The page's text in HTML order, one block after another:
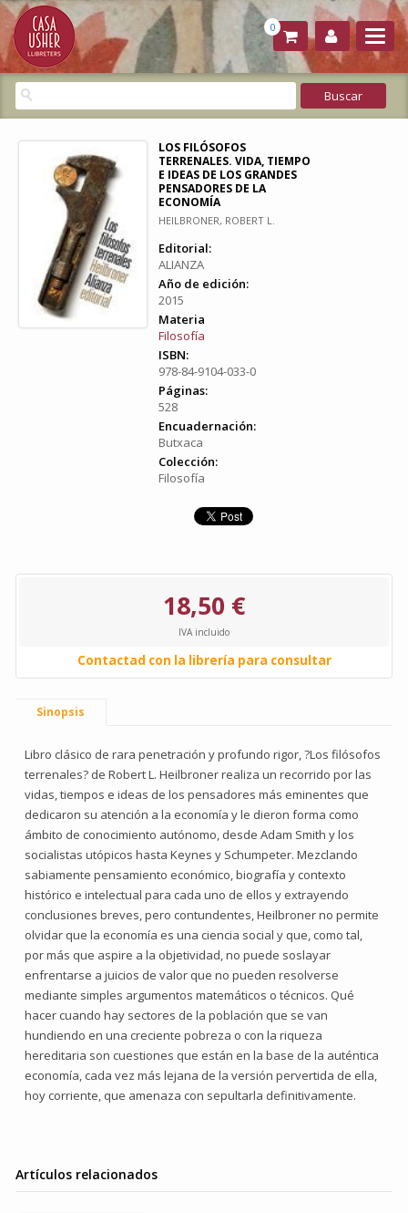
0
LOS FILÓSOFOS
TERRENALES. VIDA, TIEMPO
E IDEAS DE LOS GRANDES
PENSADORES DE LA
ECONOMÍA
HEILBRONER, ROBERT L.
Editorial:
ALIANZA
Año de edición:
2015
Materia
Filosofía
ISBN:
978-84-9104-033-0
Páginas:
528
Encuadernación:
Butxaca
Colección:
Filosofía
18,50 €
IVA incluido
Contactad con la librería para consultar
Sinopsis
Libro clásico de rara penetración y profundo rigor, ?Los filósofos
terrenales? de Robert L. Heilbroner realiza un recorrido por las
vidas, tiempos e ideas de los pensadores más eminentes que
dedicaron su atención a la economía y le dieron forma como
ámbito de conocimiento autónomo, desde Adam Smith y los
socialistas utópicos hasta Keynes y Schumpeter. Mezclando
sabiamente pensamiento económico, biografía y contexto
histórico e intelectual para cada uno de ellos y extrayendo
conclusiones breves, pero contundentes, Heilbroner no permite
olvidar que la economía es una ciencia social y que, como tal,
por más que aspire a la objetividad, no puede soslayar
enfrentarse a juicios de valor que no pueden resolverse
mediante simples argumentos matemáticos o técnicos. Qué
hacer cuando hay sectores de la población que se van
hundiendo en una creciente pobreza o con la riqueza
hereditaria son cuestiones que están en la base de la auténtica
economía, cada vez más lejana de la versión pervertida de ella,
hoy corriente, que amenaza con sepultarla definitivamente.
Artículos relacionados